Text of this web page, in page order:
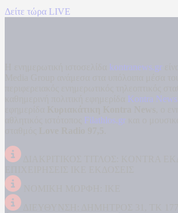
Δείτε τώρα LIVE
kontranews.gr
Kontra News
Filathlos.gr